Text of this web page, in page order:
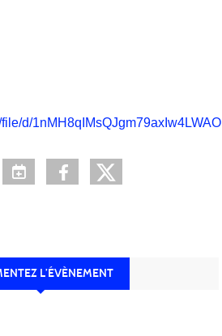
d/
L’ÉVÈNEMENT